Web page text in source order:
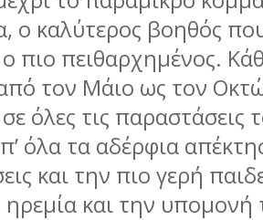
ο καλύτερος βοηθός
πιο πειθαρχημένος.
τον Μάιο ως τον
όλες τις παραστάσεις
όλα τα αδέρφια
και την πιο γερή
ηρεμία και την